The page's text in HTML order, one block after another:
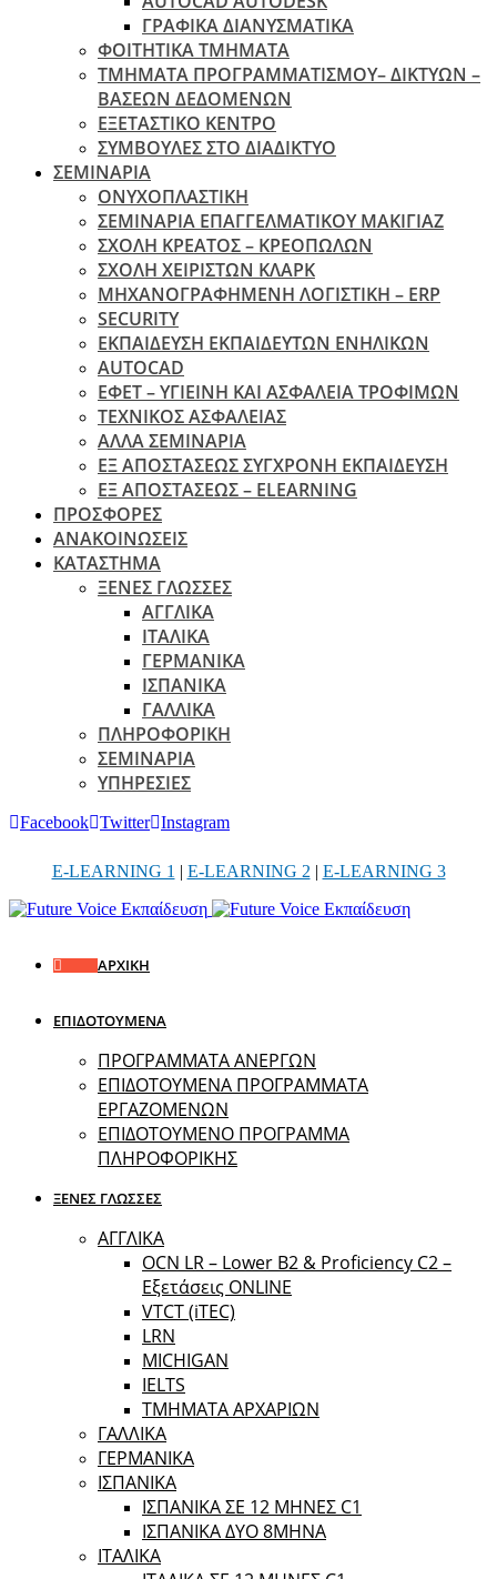
ΓΡΑΦΙΚΑ ΔΙΑΝΥΣΜΑΤΙΚΑ
ΦΟΙΤΗΤΙΚΑ ΤΜΗΜΑΤΑ
ΤΜΗΜΑΤΑ ΠΡΟΓΡΑΜΜΑΤΙΣΜΟΥ– ΔΙΚΤΥΩΝ –
ΒΑΣΕΩΝ ΔΕΔΟΜΕΝΩΝ
ΕΞΕΤΑΣΤΙΚΟ ΚΕΝΤΡΟ
ΣΥΜΒΟΥΛΕΣ ΣΤΟ ΔΙΑΔΙΚΤΥΟ
ΣΕΜΙΝΑΡΙΑ
ΟΝΥΧΟΠΛΑΣΤΙΚΗ
ΣΕΜΙΝΑΡΙΑ ΕΠΑΓΓΕΛΜΑΤΙΚΟΥ ΜΑΚΙΓΙΑΖ
ΣΧΟΛΗ ΚΡΕΑΤΟΣ – ΚΡΕΟΠΩΛΩΝ
ΣΧΟΛΗ ΧΕΙΡΙΣΤΩΝ ΚΛΑΡΚ
ΜΗΧΑΝΟΓΡΑΦΗΜΕΝΗ ΛΟΓΙΣΤΙΚΗ – ERP
SECURITY
ΕΚΠΑΙΔΕΥΣΗ ΕΚΠΑΙΔΕΥΤΩΝ ΕΝΗΛΙΚΩΝ
ΑUTOCAD
ΕΦΕΤ – ΥΓΙΕΙΝΗ ΚΑΙ ΑΣΦΑΛΕΙΑ ΤΡΟΦΙΜΩΝ
ΤΕΧΝΙΚΟΣ ΑΣΦΑΛΕΙΑΣ
ΆΛΛΑ ΣΕΜΙΝΑΡΙΑ
EΞ ΑΠΟΣΤΑΣΕΩΣ ΣΥΓΧΡΟΝΗ ΕΚΠΑΙΔΕΥΣΗ
ΕΞ ΑΠΟΣΤΑΣΕΩΣ – ELEARNING
ΠΡΟΣΦΟΡΕΣ
ΑΝΑΚΟΙΝΩΣΕΙΣ
ΚΑΤΑΣΤΗΜΑ
ΞΕΝΕΣ ΓΛΩΣΣΕΣ
ΑΓΓΛΙΚΑ
ΙΤΑΛΙΚΑ
ΓΕΡΜΑΝΙΚΑ
ΙΣΠΑΝΙΚΑ
ΓΑΛΛΙΚΑ
ΠΛΗΡΟΦΟΡΙΚΗ
ΣΕΜΙΝΑΡΙΑ
ΥΠΗΡΕΣΙΕΣ
Facebook Twitter Instagram
E-LEARNING 1 | E-LEARNING 2 | E-LEARNING 3
ΑΡΧΙΚΗ
ΕΠΙΔΟΤΟΥΜΕΝΑ
ΠΡΟΓΡΑΜΜΑΤΑ ΑΝΕΡΓΩΝ
ΕΠΙΔΟΤΟΥΜΕΝΑ ΠΡΟΓΡΑΜΜΑΤΑ
ΕΡΓΑΖΟΜΕΝΩΝ
ΕΠΙΔΟΤΟΥΜΕΝΟ ΠΡΟΓΡΑΜΜΑ
ΠΛΗΡΟΦΟΡΙΚΗΣ
ΞΕΝΕΣ ΓΛΩΣΣΕΣ
ΑΓΓΛΙΚΑ
OCN LR – Lower B2 & Proficiency C2 –
Εξετάσεις ONLINE
VTCT (iTEC)
LRN
MICHIGAN
IELTS
ΤΜΗΜΑΤΑ ΑΡΧΑΡΙΩΝ
ΓΑΛΛΙΚΑ
ΓΕΡΜΑΝΙΚΑ
ΙΣΠΑΝΙΚΑ
ΙΣΠΑΝΙΚΑ ΣΕ 12 ΜΗΝΕΣ C1
ΙΣΠΑΝΙΚΑ ΔΥΟ 8ΜΗΝΑ
ΙΤΑΛΙΚΑ